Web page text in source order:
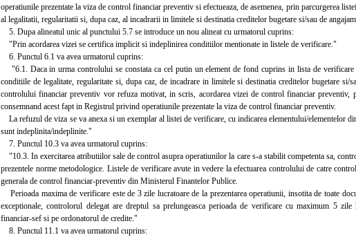
operatiunile prezentate la viza de control financiar preventiv si efectueaza, de asemenea, prin parcurgerea
al legalitatii, regularitatii si, dupa caz, al incadrarii in limitele si destinatia creditelor bugetare si/sau de
5. Dupa alineatul unic al punctului 5.7 se introduce un nou alineat cu urmatorul cuprins:
"Prin acordarea vizei se certifica implicit si indeplinirea conditiilor mentionate in listele de verificare."
6. Punctul 6.1 va avea urmatorul cuprins:
"6.1. Daca in urma controlului se constata ca cel putin un element de fond cuprins in lista de verificare
conditiile de legalitate, regularitate si, dupa caz, de incadrare in limitele si destinatia creditelor bugetare si/
controlului financiar preventiv vor refuza motivat, in scris, acordarea vizei de control financiar preventiv,
consemnand acest fapt in Registrul privind operatiunile prezentate la viza de control financiar preventiv.
La refuzul de viza se va anexa si un exemplar al listei de verificare, cu indicarea elementului/elementelor
sunt indeplinita/indeplinite."
7. Punctul 10.3 va avea urmatorul cuprins:
"10.3. In exercitarea atributiilor sale de control asupra operatiunilor la care s-a stabilit competenta sa,
prezentele norme metodologice. Listele de verificare avute in vedere la efectuarea controlului de catre
generala de control financiar-preventiv din Ministerul Finantelor Publice.
Perioada maxima de verificare este de 3 zile lucratoare de la prezentarea operatiunii, insotita de toate
exceptionale, controlorul delegat are dreptul sa prelungeasca perioada de verificare cu maximum 5
financiar-sef si pe ordonatorul de credite."
8. Punctul 11.1 va avea urmatorul cuprins: